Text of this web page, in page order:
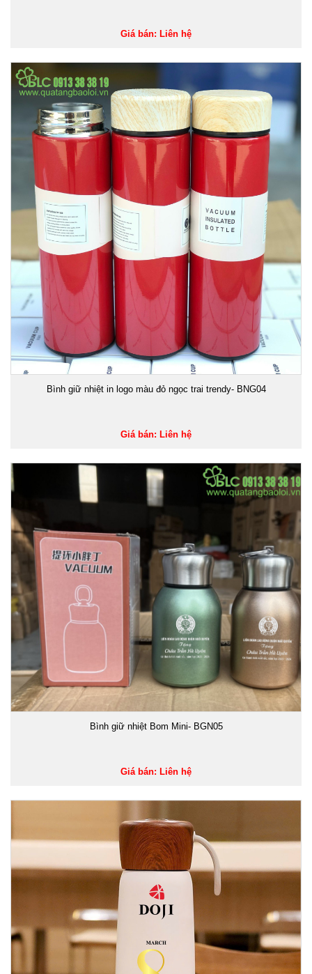
Giá bán: Liên hệ
Bình giữ nhiệt in logo màu đỏ ngọc trai trendy- BNG04
Giá bán: Liên hệ
Bình giữ nhiệt Bom Mini- BGN05
Giá bán: Liên hệ